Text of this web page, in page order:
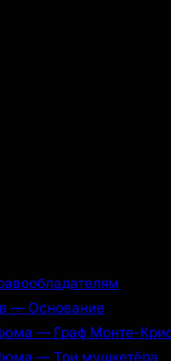
— Основание
— Граф Монте-
— Три мушкетёра